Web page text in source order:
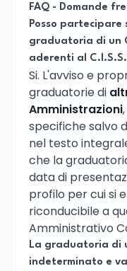
FAQ - Domande
Posso partecipare
graduatoria di un
aderenti al
Si. L'avviso e
graduatorie di
Amministrazioni
specifiche salvo
nel testo
che la
data di
profilo per cui si
riconducibile a
Amministrativo
La graduatoria di
indeterminato e